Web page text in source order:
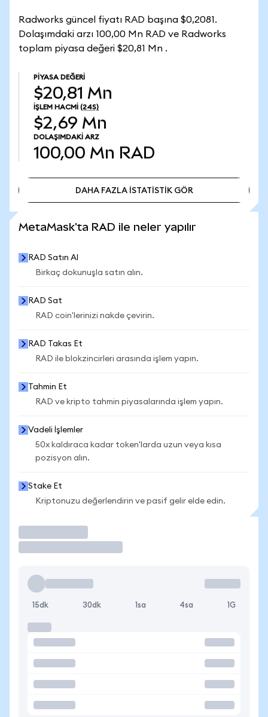
Radworks güncel fiyatı RAD başına $0,2081.
Dolaşımdaki arzı 100,00 Mn RAD ve Radworks
toplam piyasa değeri $20,81 Mn .
PIYASA DEĞERI
$20,81 Mn
İŞLEM HACMI (24S)
$2,69 Mn
DOLAŞIMDAKI ARZ
100,00 Mn RAD
DAHA FAZLA İSTATİSTİK GÖR
MetaMask'ta RAD ile neler yapılır
RAD Satın Al
Birkaç dokunuşla satın alın.
RAD Sat
RAD coin'lerinizi nakde çevirin.
RAD Takas Et
RAD ile blokzincirleri arasında işlem yapın.
Tahmin Et
RAD ve kripto tahmin piyasalarında işlem yapın.
Vadeli İşlemler
50x kaldıraca kadar token'larda uzun veya kısa
pozisyon alın.
Stake Et
Kriptonuzu değerlendirin ve pasif gelir elde edin.
15dk 30dk 1sa 4sa 1G